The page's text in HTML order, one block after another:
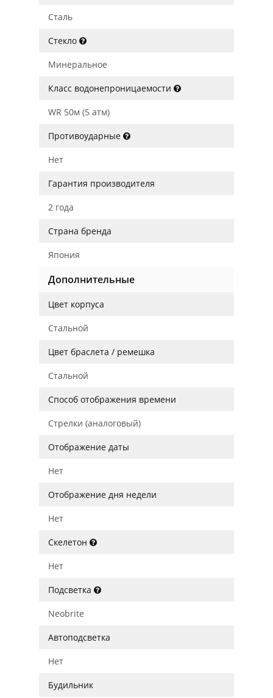
Сталь
Стекло
Минеральное
Класс водонепроницаемости
WR 50м (5 атм)
Противоударные
Нет
Гарантия производителя
2 года
Страна бренда
Япония
Дополнительные
Цвет корпуса
Стальной
Цвет браслета / ремешка
Стальной
Способ отображения времени
Стрелки (аналоговый)
Отображение даты
Нет
Отображение дня недели
Нет
Скелетон
Нет
Подсветка
Neobrite
Автоподсветка
Нет
Будильник